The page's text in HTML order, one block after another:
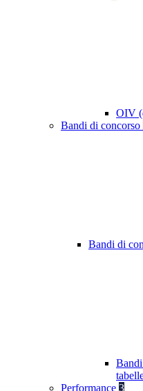
OIV
Bandi di concorso
Bandi di
Performance 3